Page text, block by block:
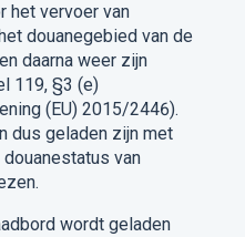
het vervoer van
douanegebied van de
daarna weer zijn
119, §3 (e)
(EU) 2015/2446).
dus geladen zijn met
van
wordt geladen